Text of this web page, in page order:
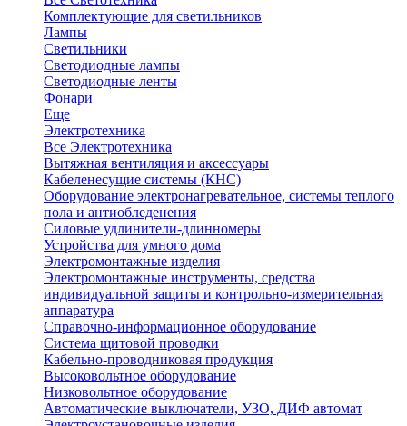
Комплектующие для светильников
Лампы
Светильники
Светодиодные лампы
Светодиодные ленты
Фонари
Еще
Электротехника
Все Электротехника
Вытяжная вентиляция и аксессуары
Кабеленесущие системы (КНС)
Оборудование электронагревательное, системы теплого
пола и антиобледенения
Силовые удлинители-длинномеры
Устройства для умного дома
Электромонтажные изделия
Электромонтажные инструменты, средства
индивидуальной защиты и контрольно-измерительная
аппаратура
Справочно-информационное оборудование
Система щитовой проводки
Кабельно-проводниковая продукция
Высоковольтное оборудование
Низковольтное оборудование
Автоматические выключатели, УЗО, ДИФ автомат